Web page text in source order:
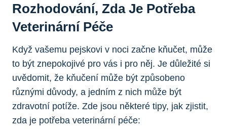
Rozhodování, Zda Je Potřeba
Veterinární Péče
Když vašemu pejskovi v noci začne kňučet, může
to být znepokojivé pro vás i pro něj. Je důležité si
uvědomit, že kňučení může být způsobeno
různými důvody, a jedním z nich může být
zdravotní potíže. Zde jsou některé tipy, jak zjistit,
zda je potřeba veterinární péče: